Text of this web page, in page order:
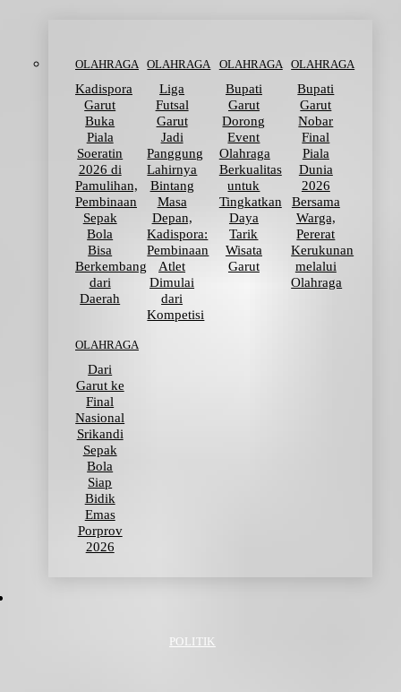
OLAHRAGA
Kadispora
Garut
Buka
Piala
Soeratin
2026 di
Pamulihan,
Pembinaan
Sepak
Bola
Bisa
Berkembang
dari
Daerah
OLAHRAGA
Liga
Futsal
Garut
Jadi
Panggung
Lahirnya
Bintang
Masa
Depan,
Kadispora:
Pembinaan
Atlet
Dimulai
dari
Kompetisi
OLAHRAGA
Bupati
Garut
Dorong
Event
Olahraga
Berkualitas
untuk
Tingkatkan
Daya
Tarik
Wisata
Garut
OLAHRAGA
Bupati
Garut
Nobar
Final
Piala
Dunia
2026
Bersama
Warga,
Pererat
Kerukunan
melalui
Olahraga
OLAHRAGA
Dari
Garut ke
Final
Nasional
Srikandi
Sepak
Bola
Siap
Bidik
Emas
Porprov
2026
POLITIK